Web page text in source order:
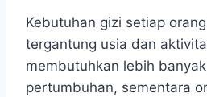
Kebutuhan gizi setiap
tergantung usia dan
membutuhkan lebih
pertumbuhan, sementara